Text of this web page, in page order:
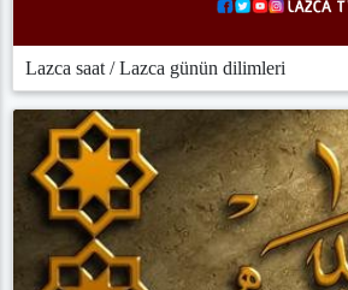
Lazca saat / Lazca günün dilimleri